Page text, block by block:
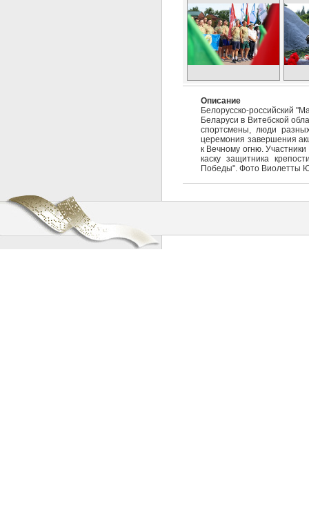
Описание
Белорусско-российский
Беларуси в Витебской
спортсмены, люди
церемония завершения
к Вечному огню.
каску защитника
Победы". Фото Виолетты